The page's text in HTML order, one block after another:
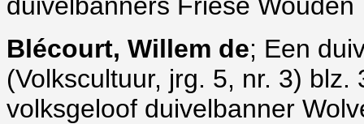
Blécourt, Willem de; Een
(Volkscultuur, jrg. 5, nr. 3)
volksgeloof duivelbanner